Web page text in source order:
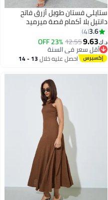
4
ستايلي فستان طويل أزرق فاتح
دانتيل بلا أكمام قصة ميرميد
3.6
4
د.ك‏9.63
12.55
23% OFF
أقل سعر في السنة
أقل سعر في السنة
احصل عليه خلال 13 - 14